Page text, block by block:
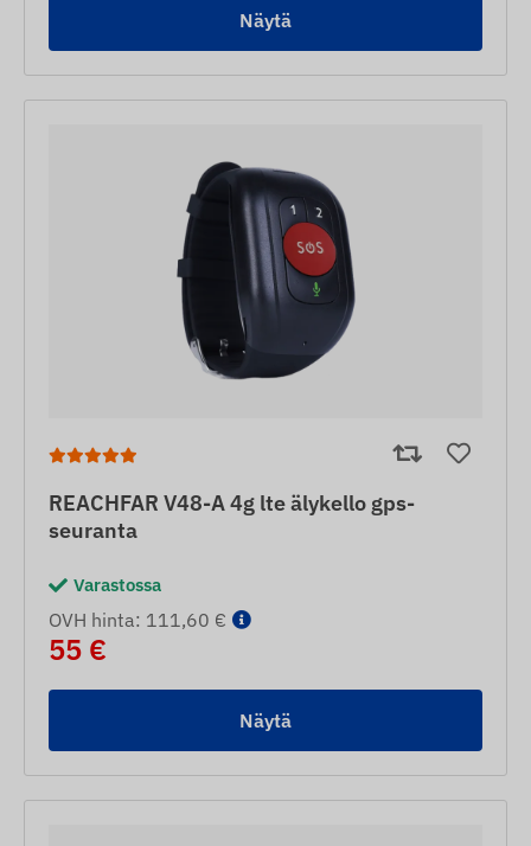
Näytä
REACHFAR V48-A 4g lte älykello gps-
seuranta
Varastossa
OVH hinta: 111,60 €
55 €
Näytä